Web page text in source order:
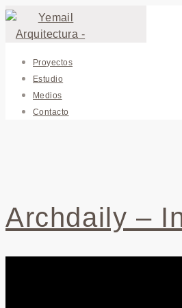
Proyectos
Estudio
Medios
Contacto
Archdaily –